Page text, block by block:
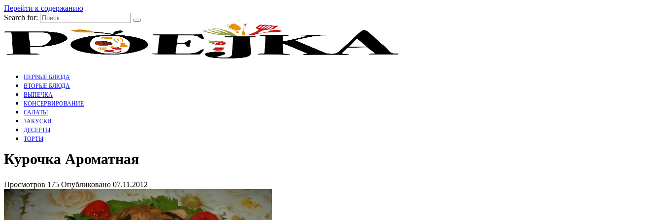
Перейти к содержанию
Search for:
ПЕРВЫЕ БЛЮДА
ВТОРЫЕ БЛЮДА
ВЫПЕЧКА
КОНСЕРВИРОВАНИЕ
САЛАТЫ
ЗАКУСКИ
ДЕСЕРТЫ
ТОРТЫ
Курочка Ароматная
Просмотров 175 Опубликовано 07.11.2012